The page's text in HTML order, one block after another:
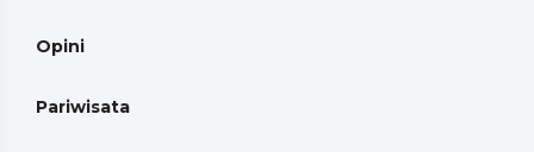
Opini
Pariwisata